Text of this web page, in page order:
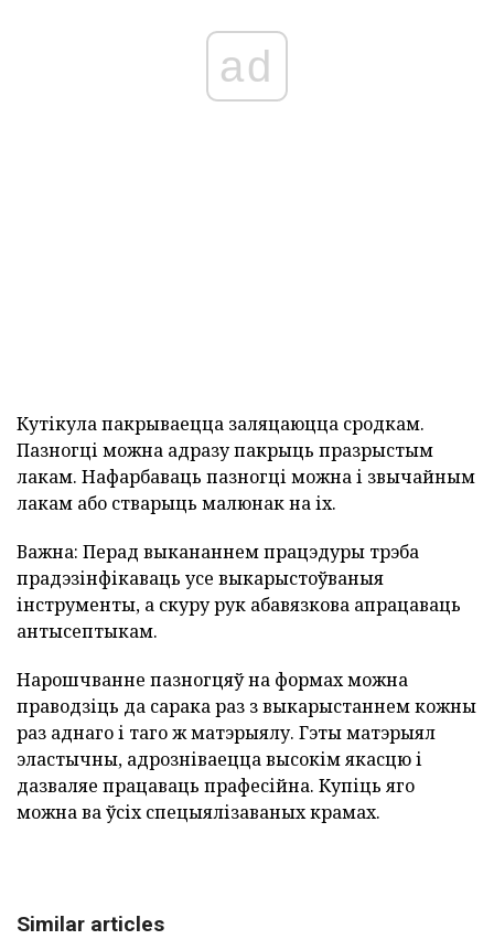
ad
Кутікула пакрываецца заляцаюцца сродкам.
Пазногці можна адразу пакрыць празрыстым
лакам. Нафарбаваць пазногці можна і звычайным
лакам або стварыць малюнак на іх.
Важна: Перад выкананнем працэдуры трэба
прадэзінфікаваць усе выкарыстоўваныя
інструменты, а скуру рук абавязкова апрацаваць
антысептыкам.
Нарошчванне пазногцяў на формах можна
праводзіць да сарака раз з выкарыстаннем кожны
раз аднаго і таго ж матэрыялу. Гэты матэрыял
эластычны, адрозніваецца высокім якасцю і
дазваляе працаваць прафесійна. Купіць яго
можна ва ўсіх спецыялізаваных крамах.
Similar articles